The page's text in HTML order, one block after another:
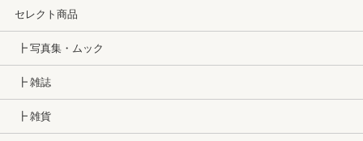
セレクト商品
┣ 写真集・ムック
┣ 雑誌
┣ 雑貨